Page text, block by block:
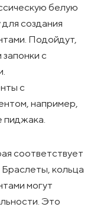
белую
создания
Подойдут,
с
с
например,
пиджака.
соответствует
кольца
могут
Это